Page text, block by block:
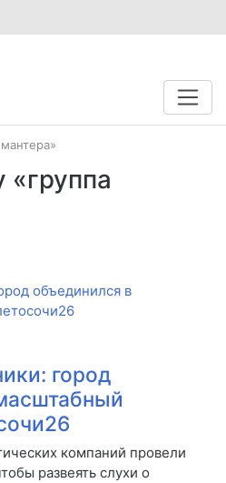
«группа
город
компаний провели
развеять слухи о